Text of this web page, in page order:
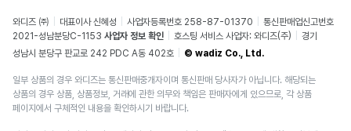
와디즈 ㈜ 대표이사 신혜성 사업자등록번호 258-87-01370
통신판매업신고번호
2021-성남분당C-1153 사업자 정보 확인 호스팅 서비스 사업자: 와디즈(주)
경기
성남시 분당구 판교로 242 PDC A동 402호
© wadiz Co., Ltd.
일부 상품의 경우 와디즈는 통신판매중개자이며 통신판매 당사자가 아닙니다. 해당되는
상품의 경우 상품, 상품정보, 거래에 관한 의무와 책임은 판매자에게 있으므로, 각 상품
페이지에서 구체적인 내용을 확인하시기 바랍니다.